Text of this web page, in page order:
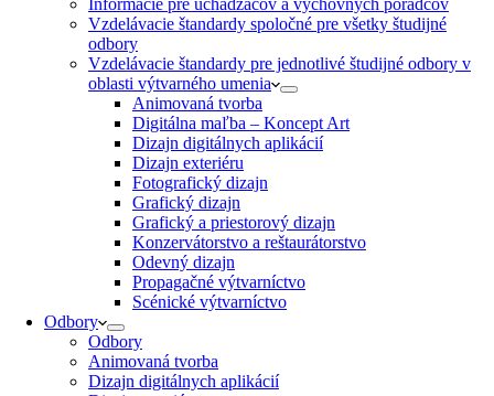
Informácie pre uchádzačov a výchovných poradcov
Vzdelávacie štandardy spoločné pre všetky študijné
odbory
Vzdelávacie štandardy pre jednotlivé študijné odbory v
oblasti výtvarného umenia
Animovaná tvorba
Digitálna maľba – Koncept Art
Dizajn digitálnych aplikácií
Dizajn exteriéru
Fotografický dizajn
Grafický dizajn
Grafický a priestorový dizajn
Konzervátorstvo a reštaurátorstvo
Odevný dizajn
Propagačné výtvarníctvo
Scénické výtvarníctvo
Odbory
Odbory
Animovaná tvorba
Dizajn digitálnych aplikácií